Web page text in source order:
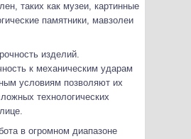
таких как музеи, картинные
памятники, мавзолеи
изделий.
к механическим ударам
условиям позволяют их
технологических
в огромном диапазоне